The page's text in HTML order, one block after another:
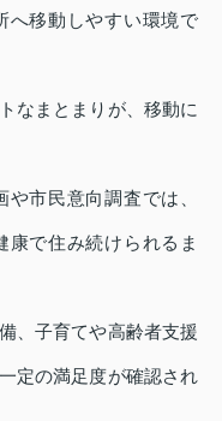
へ移動しやすい環境で
なまとまりが、移動に
市民意向調査では、
康で住み続けられるま
、子育てや高齢者支援
定の満足度が確認され